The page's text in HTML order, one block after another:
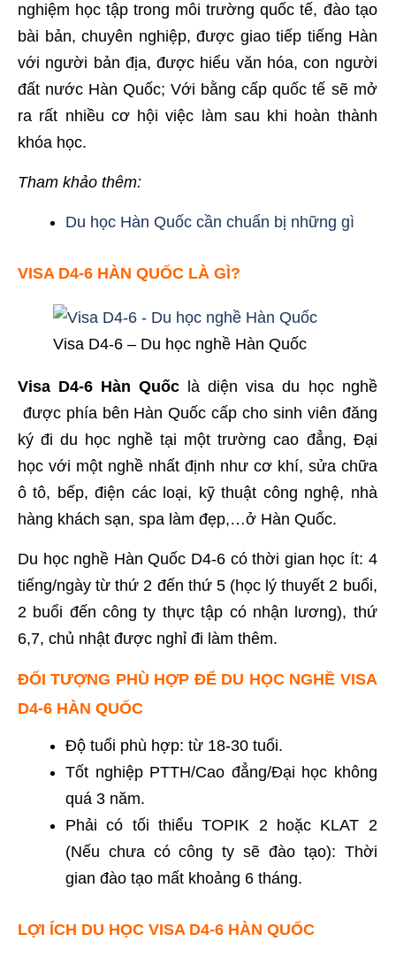
nghiệm học tập trong môi trường quốc tế, đào tạo
bài bản, chuyên nghiệp, được giao tiếp tiếng Hàn
với người bản địa, được hiểu văn hóa, con người
đất nước Hàn Quốc; Với bằng cấp quốc tế sẽ mở
ra rất nhiều cơ hội việc làm sau khi hoàn thành
khóa học.
Tham khảo thêm:
Du học Hàn Quốc cần chuẩn bị những gì
VISA D4-6 HÀN QUỐC LÀ GÌ?
Visa D4-6 – Du học nghề Hàn Quốc
Visa D4-6 Hàn Quốc là diện visa du học nghề
được phía bên Hàn Quốc cấp cho sinh viên đăng
ký đi du học nghề tại một trường cao đẳng, Đại
học với một nghề nhất định như cơ khí, sửa chữa
ô tô, bếp, điện các loại, kỹ thuật công nghệ, nhà
hàng khách sạn, spa làm đẹp,…ở Hàn Quốc.
Du học nghề Hàn Quốc D4-6 có thời gian học ít: 4
tiếng/ngày từ thứ 2 đến thứ 5 (học lý thuyết 2 buổi,
2 buổi đến công ty thực tập có nhận lương), thứ
6,7, chủ nhật được nghỉ đi làm thêm.
ĐỐI TƯỢNG PHÙ HỢP ĐỂ DU HỌC NGHỀ VISA
D4-6 HÀN QUỐC
Độ tuổi phù hợp: từ 18-30 tuổi.
Tốt nghiệp PTTH/Cao đẳng/Đại học không
quá 3 năm.
Phải có tối thiểu TOPIK 2 hoặc KLAT 2
(Nếu chưa có công ty sẽ đào tạo): Thời
gian đào tạo mất khoảng 6 tháng.
LỢI ÍCH DU HỌC VISA D4-6 HÀN QUỐC